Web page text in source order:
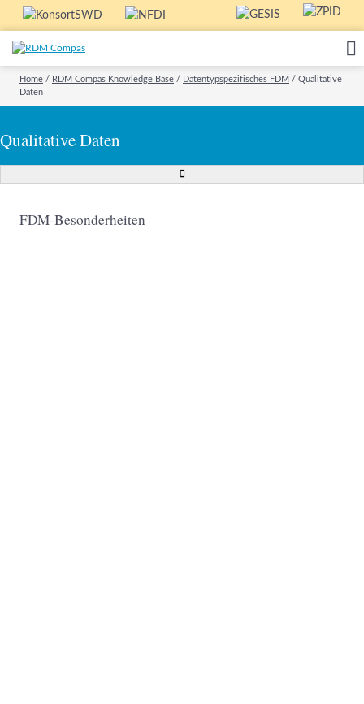
Home / RDM Compas Knowledge Base / Datentypspezifisches FDM / Qualitative
Daten
Qualitative Daten
FDM-Besonderheiten